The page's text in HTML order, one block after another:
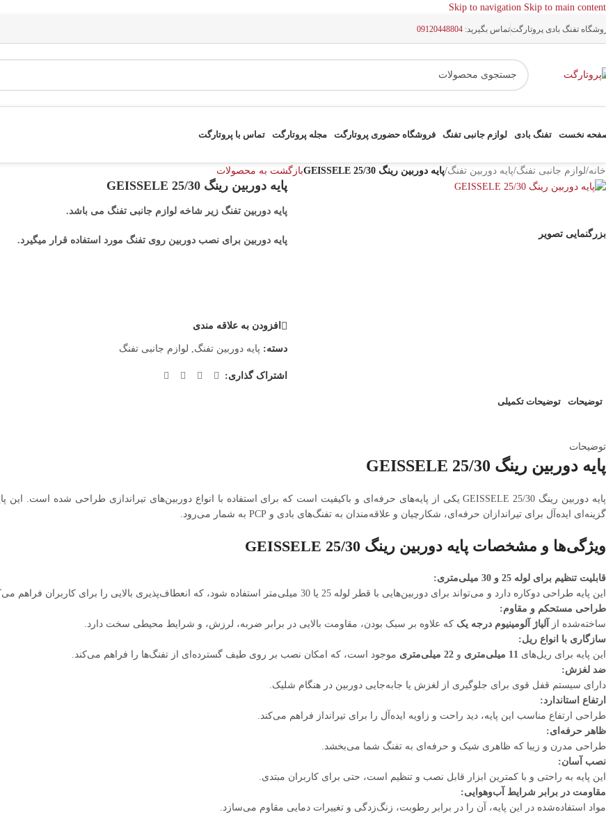
Skip to navigation Skip to main content
تفنگ بادی پروتارگتتماس بگیرید: 09120448804
نخست تفنگ بادی لوازم جانبی تفنگ فروشگاه حضوری پروتارگت مجله پروتارگت تماس با پروتارگت
خانه/لوازم جانبی تفنگ/پایه دوربین تفنگ/پایه دوربین رینگ 25/30 GEISSELE بازگشت به محصولات
بزرگنمایی تصویر
پایه دوربین رینگ 25/30 GEISSELE
پایه دوربین تفنگ زیر شاخه لوازم جانبی تفنگ می باشد.
پایه دوربین برای نصب دوربین روی تفنگ مورد استفاده قرار میگیرد.
افزودن به علاقه مندی
دسته: پایه دوربین تفنگ, لوازم جانبی تفنگ
اشتراک گذاری:
توضیحات توضیحات تکمیلی
توضیحات
پایه دوربین رینگ 25/30 GEISSELE
پایه دوربین رینگ 25/30 GEISSELE یکی از پایه‌های حرفه‌ای و باکیفیت است که برای استفاده با انواع دوربین‌های تیراندازی طراحی شده است. این پایه قابلیت تنظیم برای دوربین‌های با قطر لوله
گزینه‌ای ایده‌آل برای تیراندازان حرفه‌ای، شکارچیان و علاقه‌مندان به تفنگ‌های بادی و PCP به شمار می‌رود.
ویژگی‌ها و مشخصات پایه دوربین رینگ 25/30 GEISSELE
قابلیت تنظیم برای لوله 25 و 30 میلی‌متری:
این پایه طراحی دوکاره دارد و می‌تواند برای دوربین‌هایی با قطر لوله 25 یا 30 میلی‌متر استفاده شود، که انعطاف‌پذیری بالایی را برای کاربران فراهم می‌کند.
طراحی مستحکم و مقاوم:
ساخته‌شده از
آلیاژ آلومینیوم درجه یک که علاوه بر سبک بودن، مقاومت بالایی در برابر ضربه، لرزش، و شرایط محیطی سخت دارد.
سازگاری با انواع ریل:
این پایه برای ریل‌های 11 میلی‌متری و 22 میلی‌متری
موجود است، که امکان نصب بر روی طیف گسترده‌ای از تفنگ‌ها را فراهم می‌کند.
ضد لغزش:
دارای سیستم قفل قوی برای جلوگیری از لغزش یا جابه‌جایی دوربین در هنگام شلیک.
ارتفاع استاندارد:
طراحی ارتفاع مناسب این پایه، دید راحت و زاویه ایده‌آل را برای تیرانداز فراهم می‌کند.
ظاهر حرفه‌ای:
طراحی مدرن و زیبا که ظاهری شیک و حرفه‌ای به تفنگ شما می‌بخشد.
نصب آسان:
این پایه به راحتی و با کمترین ابزار قابل نصب و تنظیم است، حتی برای کاربران مبتدی.
مقاومت در برابر شرایط آب‌وهوایی:
مواد استفاده‌شده در این پایه، آن را در برابر رطوبت، زنگ‌زدگی و تغییرات دمایی مقاوم می‌سازد.